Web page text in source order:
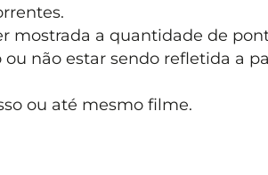
mostrada a quantidade de
não estar sendo refletida a
ou até mesmo filme.